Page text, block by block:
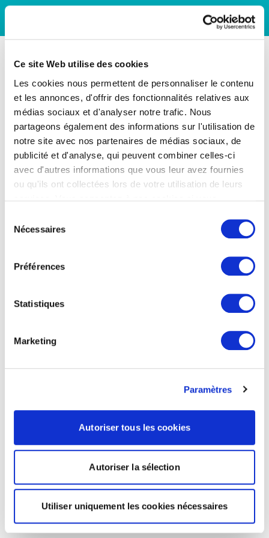
Ce site Web utilise des cookies
Les cookies nous permettent de personnaliser le contenu
et les annonces, d'offrir des fonctionnalités relatives aux
médias sociaux et d'analyser notre trafic. Nous
partageons également des informations sur l'utilisation de
notre site avec nos partenaires de médias sociaux, de
publicité et d'analyse, qui peuvent combiner celles-ci
avec d'autres informations que vous leur avez fournies
ou qu'ils ont collectées lors de votre utilisation de leurs
Nécessaires
Préférences
Statistiques
Marketing
Paramètres
Autoriser tous les cookies
Autoriser la sélection
Utiliser uniquement les cookies nécessaires